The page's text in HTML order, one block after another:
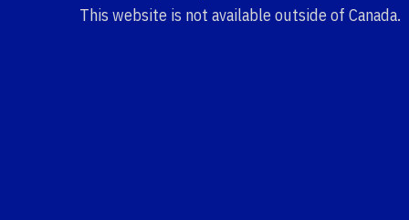
This website is not available outside of Canada.